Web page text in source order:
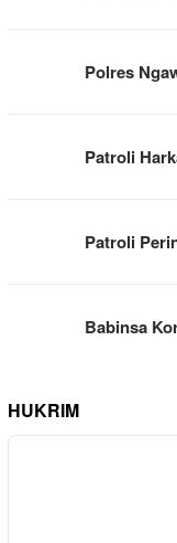
Polres
Patroli
Patroli
Babinsa
HUKRIM